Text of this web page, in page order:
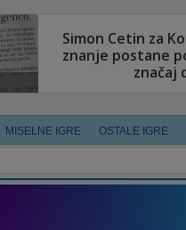
MISELNE IGRE OSTALE IGRE